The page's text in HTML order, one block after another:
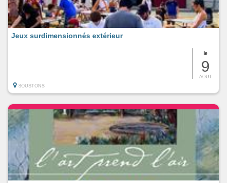
le
9
AOUT
Jeux surdimensionnés extérieur
SOUSTONS